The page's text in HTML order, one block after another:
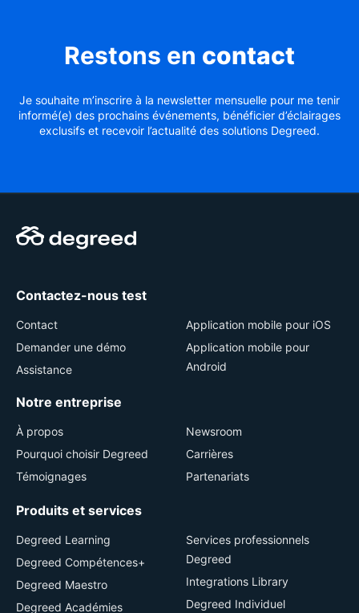
Restons en contact
Je souhaite m’inscrire à la newsletter mensuelle pour me tenir
informé(e) des prochains événements, bénéficier d’éclairages
exclusifs et recevoir l’actualité des solutions Degreed.
Contactez-nous test
Contact
Demander une démo
Assistance
Application mobile pour iOS
Application mobile pour
Android
Notre entreprise
À propos
Pourquoi choisir Degreed
Témoignages
Newsroom
Carrières
Partenariats
Produits et services
Degreed Learning
Degreed Compétences+
Degreed Maestro
Degreed Académies
Services professionnels
Degreed
Integrations Library
Degreed Individuel